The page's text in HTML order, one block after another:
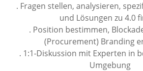
. Fragen stellen, analysieren,
und Lösungen zu 4.0
. Position bestimmen,
(Procurement) Branding
. 1:1-Diskussion mit Experten in
Umgebung